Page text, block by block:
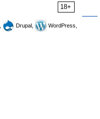
18+
Drupal,
WordPress,